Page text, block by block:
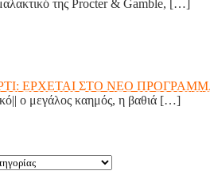
της Procter & Gamble, […]
ΕΡΧΕΤΑΙ ΣΤΟ ΝΕΟ
ο μεγάλος καημός, η βαθιά […]